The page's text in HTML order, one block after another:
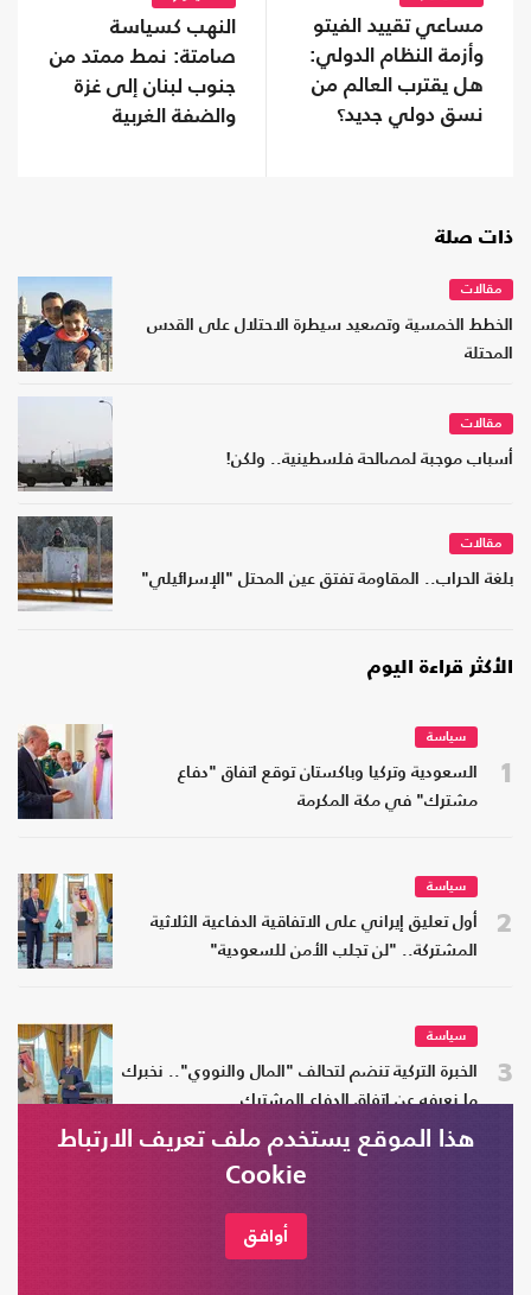
مساعي تقييد الفيتو
وأزمة النظام الدولي:
هل يقترب العالم من
نسق دولي جديد؟
النهب كسياسة
صامتة: نمط ممتد من
جنوب لبنان إلى غزة
والضفة الغربية
ذات صلة
مقالات
الخطط الخمسية وتصعيد سيطرة الاحتلال على القدس
المحتلة
مقالات
أسباب موجبة لمصالحة فلسطينية.. ولكن!
مقالات
بلغة الحراب.. المقاومة تفتق عين المحتل "الإسرائيلي"
الأكثر قراءة اليوم
1
سياسة
السعودية وتركيا وباكستان توقع اتفاق "دفاع
مشترك" في مكة المكرمة
2
سياسة
أول تعليق إيراني على الاتفاقية الدفاعية الثلاثية
المشتركة.. "لن تجلب الأمن للسعودية"
3
سياسة
الخبرة التركية تنضم لتحالف "المال والنووي".. نخبرك
ما نعرفه عن اتفاق الدفاع المشترك
العامري يطالب "فصائل المقاومة" العراقية بتأجيل
هذا الموقع يستخدم ملف تعريف الارتباط
Cookie
أوافق